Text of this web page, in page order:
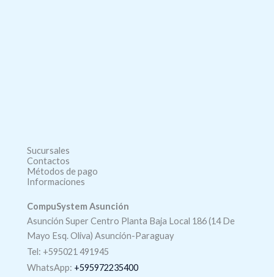
Sucursales
Contactos
Métodos de pago
Informaciones
CompuSystem Asunción
Asunción Super Centro Planta Baja Local 186 (14 De
Mayo Esq. Oliva) Asunción-Paraguay
Tel: +595021 491945
WhatsApp: +595972235400